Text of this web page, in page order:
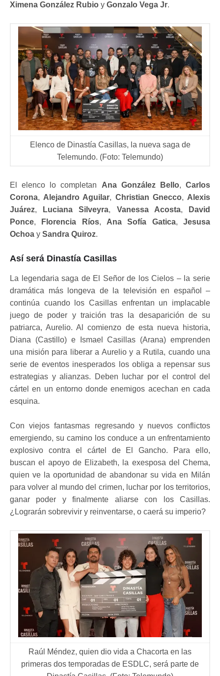
Ximena González Rubio y Gonzalo Vega Jr.
Elenco de Dinastía Casillas, la nueva saga de
Telemundo. (Foto: Telemundo)
El elenco lo completan Ana González Bello,Carlos
Corona,Alejandro Aguilar, Christian Gnecco,Alexis
Juárez, Luciana Silveyra, Vanessa Acosta,
David
Ponce, Florencia Ríos,Ana Sofía Gatica,Jesusa
Ochoa y Sandra Quiroz.
Así será Dinastía Casillas
La legendaria saga de El Señor de los Cielos – la serie
dramática más longeva de la televisión en español –
continúa cuando los Casillas enfrentan un implacable
juego de poder y traición tras la desaparición de su
patriarca, Aurelio. Al comienzo de esta nueva historia,
Diana (Castillo) e Ismael Casillas (Arana) emprenden
una misión para liberar a Aurelio y a Rutila, cuando una
serie de eventos inesperados los obliga a repensar sus
estrategias y alianzas. Deben luchar por el control del
cártel en un entorno donde enemigos acechan en cada
esquina.
Con viejos fantasmas regresando y nuevos conflictos
emergiendo, su camino los conduce a un enfrentamiento
explosivo contra el cártel de El Gancho. Para ello,
buscan el apoyo de Elizabeth, la exesposa del Chema,
quien ve la oportunidad de abandonar su vida en Milán
para volver al mundo del crimen, luchar por los territorios,
ganar poder y finalmente aliarse con los Casillas.
¿Lograrán sobrevivir y reinventarse, o caerá su imperio?
Raúl Méndez, quien dio vida a Chacorta en las
primeras dos temporadas de ESDLC, será parte de